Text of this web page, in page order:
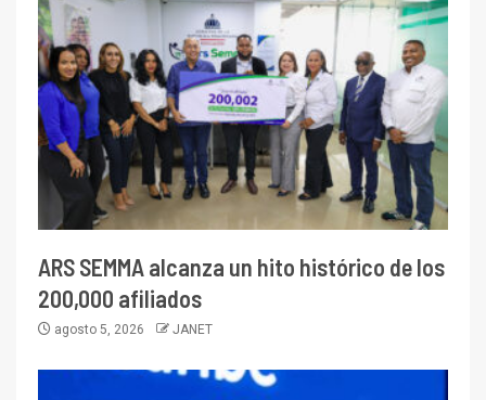
ARS SEMMA alcanza un hito histórico de los
200,000 afiliados
agosto 5, 2026 JANET